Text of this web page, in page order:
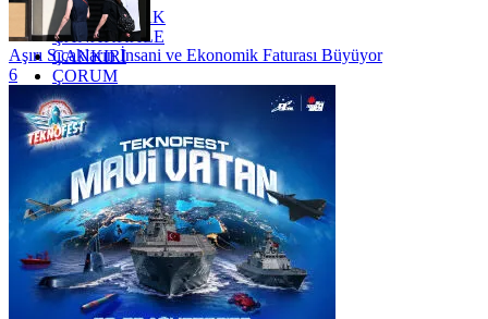
ZONGULDAK
ÇANAKKALE
ÇANKIRI
ÇORUM
İSTANBUL
İZMİR
ŞANLIURFA
ŞIRNAK
Aşırı Sıcakların İnsani ve Ekonomik Faturası Büyüyor
6